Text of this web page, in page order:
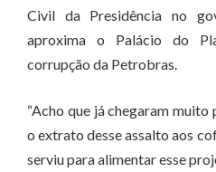
Civil da Presidência no
aproxima o Palácio do
corrupção da Petrobras.
“Acho que já chegaram
o extrato desse assalto aos
serviu para alimentar esse